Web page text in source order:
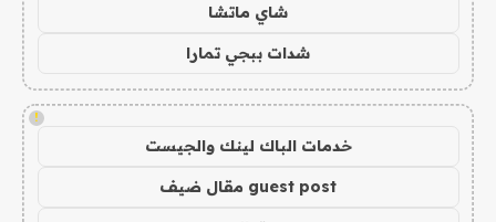
شاي ماتشا
شدات ببجي تمارا
!
خدمات الباك لينك والجيست
guest post مقال ضيف